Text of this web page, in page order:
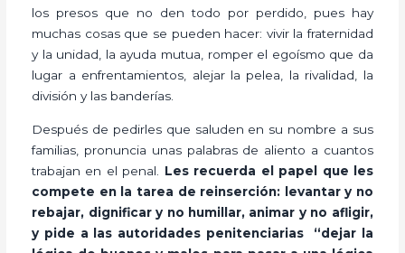
los presos que no den todo por perdido, pues hay
muchas cosas que se pueden hacer: vivir la fraternidad
y la unidad, la ayuda mutua, romper el egoísmo que da
lugar a enfrentamientos, alejar la pelea, la rivalidad, la
división y las banderías.
Después de pedirles que saluden en su nombre a sus
familias, pronuncia unas palabras de aliento a cuantos
trabajan en el penal. Les recuerda el papel que les
compete en la tarea de reinserción: levantar y no
rebajar, dignificar y no humillar, animar y no afligir,
y pide a las autoridades penitenciarias “dejar la